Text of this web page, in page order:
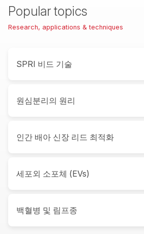
Popular topics
Research, applications & techniques
SPRI 비드 기술
원심분리의 원리
인간 배아 신장 리드 최적화
세포외 소포체 (EVs)
백혈병 및 림프종